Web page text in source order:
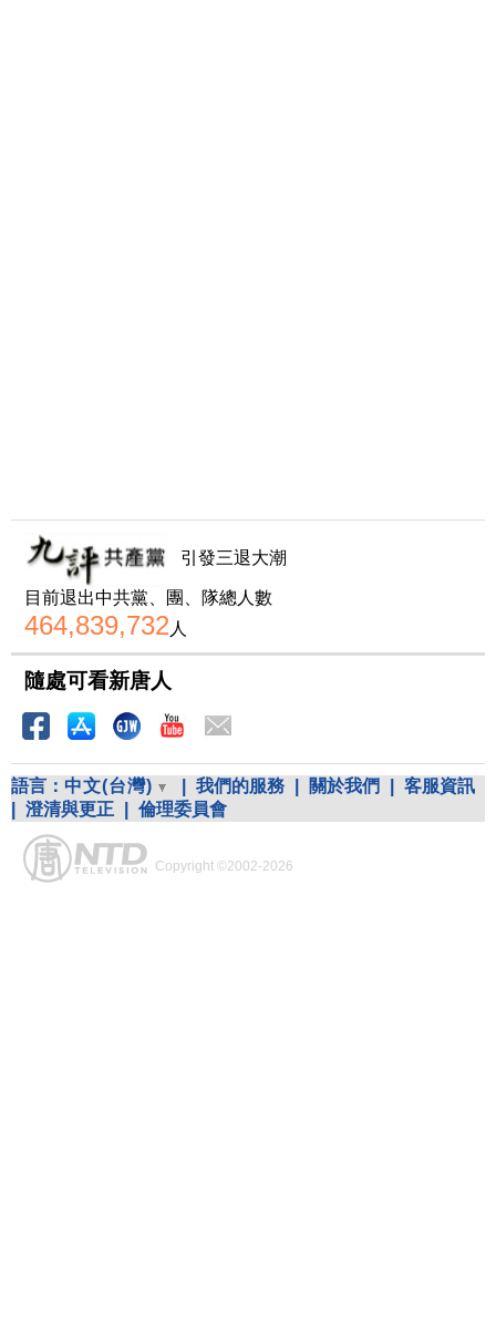
引發三退大潮
目前退出中共黨、團、隊總人數
464,839,732 人
隨處可看新唐人
語言： 中文(台灣) 我們的服務 關於我們
客服資訊
澄清與更正 倫理委員會
Copyright ©2002-2026